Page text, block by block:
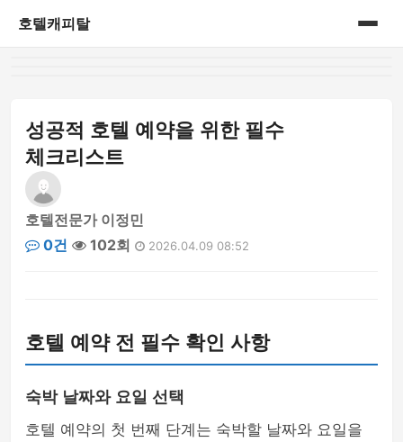
호텔캐피탈
성공적 호텔 예약을 위한 필수
체크리스트
호텔전문가 이정민
0건
102회 2026.04.09 08:52
호텔 예약 전 필수 확인 사항
숙박 날짜와 요일 선택
호텔 예약의 첫 번째 단계는 숙박할 날짜와 요일을